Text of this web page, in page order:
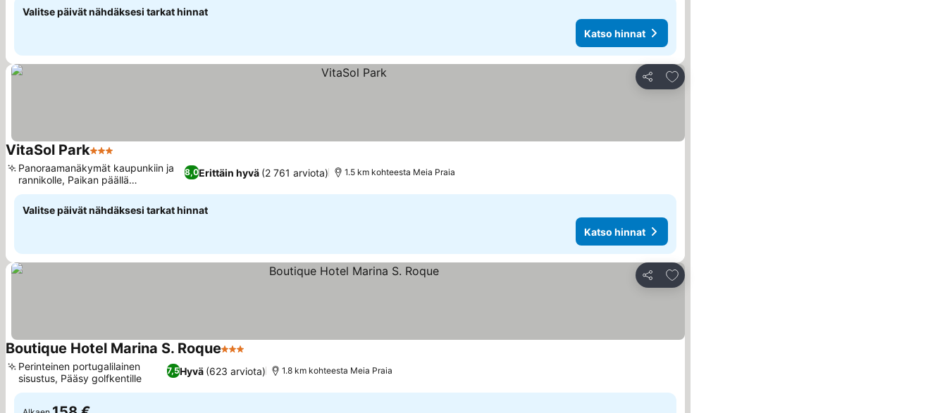
Valitse päivät nähdäksesi tarkat hinnat
Katso hinnat
Jaa
Lisää suosikkeihin
VitaSol Park3 Tähtiluokitus
8,0Erittäin hyvä (2 761 arviota)
Panoraamanäkymät kaupunkiin ja
rannikolle, Paikan päällä
tenniskentät
1.5 km kohteesta Meia Praia
Valitse päivät nähdäksesi tarkat hinnat
Katso hinnat
Jaa
Lisää suosikkeihin
Boutique Hotel Marina S. Roque3 Tähtiluokitus
7,5Hyvä (623 arviota)
Perinteinen portugalilainen
sisustus, Pääsy golfkentille
1.8 km kohteesta Meia Praia